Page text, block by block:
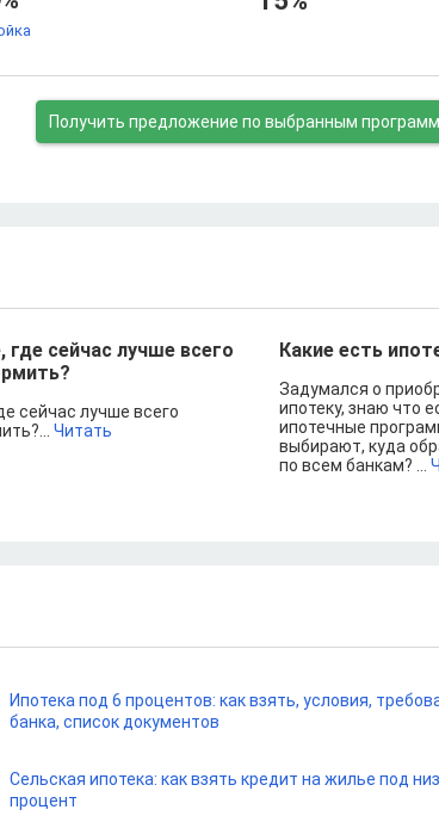
Получить предложение по выбранным
сейчас лучше всего
сейчас лучше всего
Читать
Какие есть
Задумался о
ипотеку, знаю что
ипотечные
выбирают, куда
по всем банкам? ...
Ипотека под 6 процентов: как взять, условия,
банка, список документов
Сельская ипотека: как взять кредит на жилье под
процент